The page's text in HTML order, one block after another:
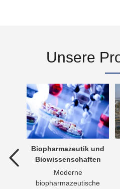
Unsere
Biopharmazeutik und
Biowissenschaften
Moderne
biopharmazeutische